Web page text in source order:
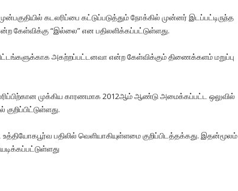
கடலரிப்பை கட்டுப்படுத்தும் நோக்கில் முன்னர் இடப்பட்டிருந்த
“இல்லை” என பதிலளிக்கப்பட்டுள்ளது.
அகற்றப்பட்டனவா என்ற கேள்விக்கும் திணைக்களம் மறுப்பு
முக்கிய காரணமாக 2012ஆம் ஆண்டு அமைக்கப்பட்ட ஒலுவில்
பதிலில் வெளியாகியுள்ளமை குறிப்பிடத்தக்கது. இதன்மூலம்